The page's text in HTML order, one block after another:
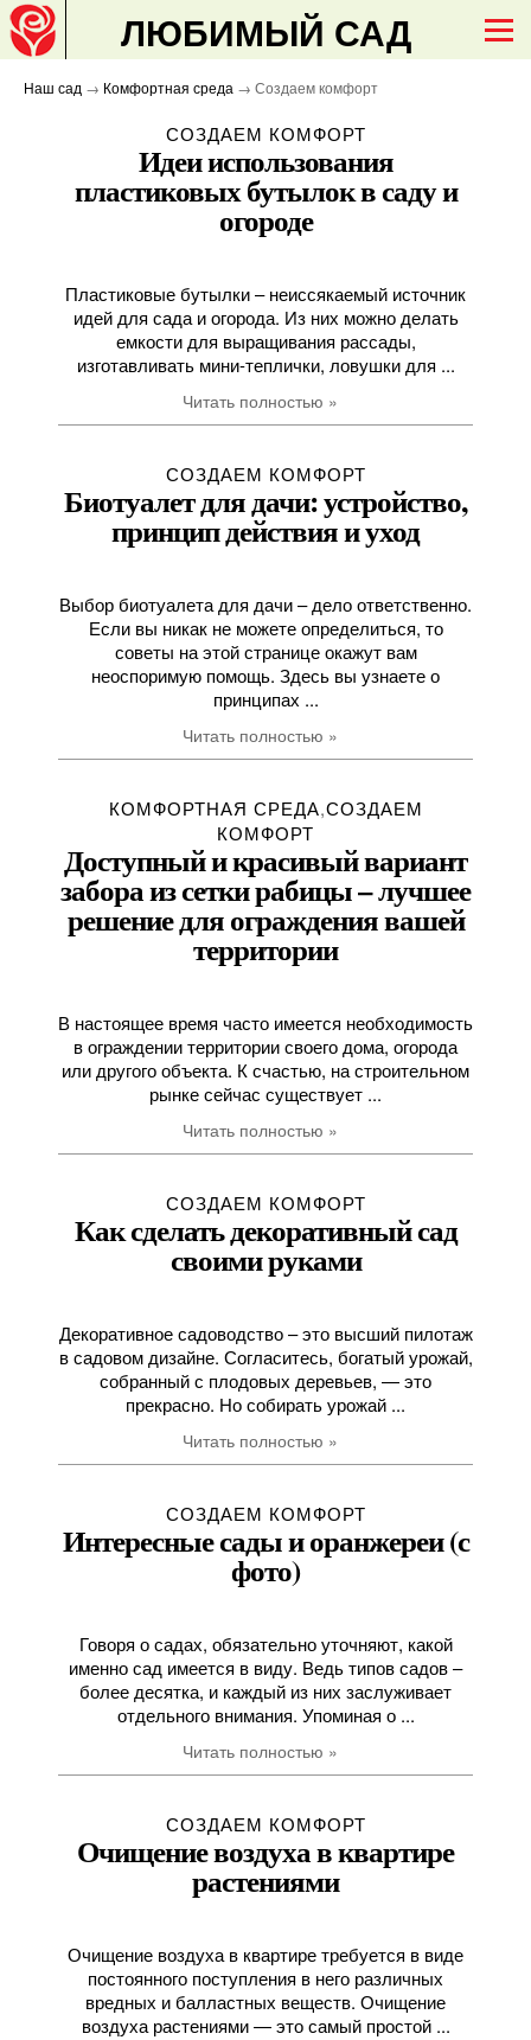
ЛЮБИМЫЙ САД
Наш сад → Комфортная среда → Создаем комфорт
СОЗДАЕМ КОМФОРТ
Идеи использования
пластиковых бутылок в саду и
огороде
Пластиковые бутылки – неиссякаемый источник
идей для сада и огорода. Из них можно делать
емкости для выращивания рассады,
изготавливать мини-теплички, ловушки для ...
Читать полностью »
СОЗДАЕМ КОМФОРТ
Биотуалет для дачи: устройство,
принцип действия и уход
Выбор биотуалета для дачи – дело ответственно.
Если вы никак не можете определиться, то
советы на этой странице окажут вам
неоспоримую помощь. Здесь вы узнаете о
принципах ...
Читать полностью »
КОМФОРТНАЯ СРЕДА,СОЗДАЕМ
КОМФОРТ
Доступный и красивый вариант
забора из сетки рабицы – лучшее
решение для ограждения вашей
территории
В настоящее время часто имеется необходимость
в ограждении территории своего дома, огорода
или другого объекта. К счастью, на строительном
рынке сейчас существует ...
Читать полностью »
СОЗДАЕМ КОМФОРТ
Как сделать декоративный сад
своими руками
Декоративное садоводство – это высший пилотаж
в садовом дизайне. Согласитесь, богатый урожай,
собранный с плодовых деревьев, — это
прекрасно. Но собирать урожай ...
Читать полностью »
СОЗДАЕМ КОМФОРТ
Интересные сады и оранжереи (с
фото)
Говоря о садах, обязательно уточняют, какой
именно сад имеется в виду. Ведь типов садов –
более десятка, и каждый из них заслуживает
отдельного внимания. Упоминая о ...
Читать полностью »
СОЗДАЕМ КОМФОРТ
Очищение воздуха в квартире
растениями
Очищение воздуха в квартире требуется в виде
постоянного поступления в него различных
вредных и балластных веществ. Очищение
воздуха растениями — это самый простой ...